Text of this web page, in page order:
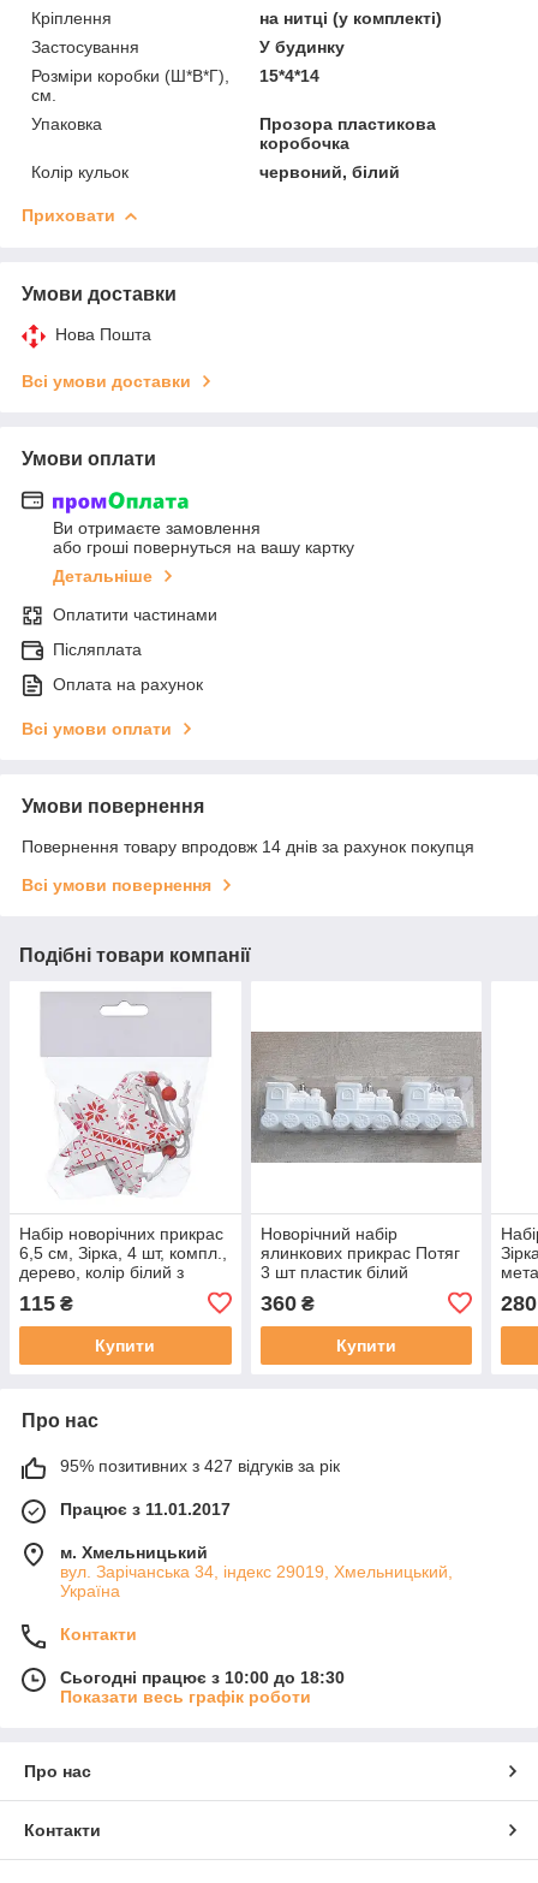
Кріплення
на нитці (у комплекті)
Застосування
У будинку
Розміри коробки (Ш*В*Г),
см.
15*4*14
Упаковка
Прозора пластикова
коробочка
Колір кульок
червоний, білий
Приховати
Умови доставки
Нова Пошта
Всі умови доставки
Умови оплати
Ви отримаєте замовлення
або гроші повернуться на вашу картку
Детальніше
Оплатити частинами
Післяплата
Оплата на рахунок
Всі умови оплати
Умови повернення
Повернення товару впродовж 14 днів за рахунок покупця
Всі умови повернення
Подібні товари компанії
Набір новорічних прикрас
6,5 см, Зірка, 4 шт, компл.,
дерево, колір білий з
115 ₴
Купити
Новорічний набір
ялинкових прикрас Потяг
3 шт пластик білий
360₴
Купити
280
Про нас
95% позитивних з 427 відгуків за рік
Працює з 11.01.2017
м. Хмельницький
вул. Зарічанська 34, індекс 29019, Хмельницький,
Україна
Контакти
Сьогодні працює з 10:00 до 18:30
Показати весь графік роботи
Про нас
Контакти